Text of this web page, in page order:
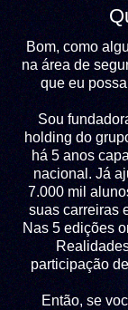
Bom, como
na área de
que eu
Sou
holding do
há 5 anos
nacional. Já
7.000 mil
suas carreiras
Nas 5 edições
participação
Então, se